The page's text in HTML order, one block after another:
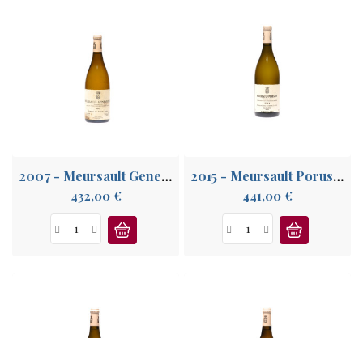
2007 - Meursault Genevrières 1° Cru
432,00 €Prix
2015 - Meursault Porusots 1° Cru
441,00 €Prix